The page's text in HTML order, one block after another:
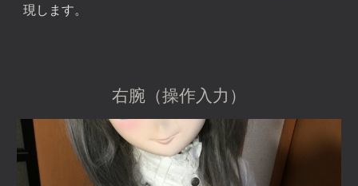
現します。
右腕（操作入力）